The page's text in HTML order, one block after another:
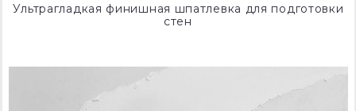
Ультрагладкая финишная шпатлевка для подготовки
стен